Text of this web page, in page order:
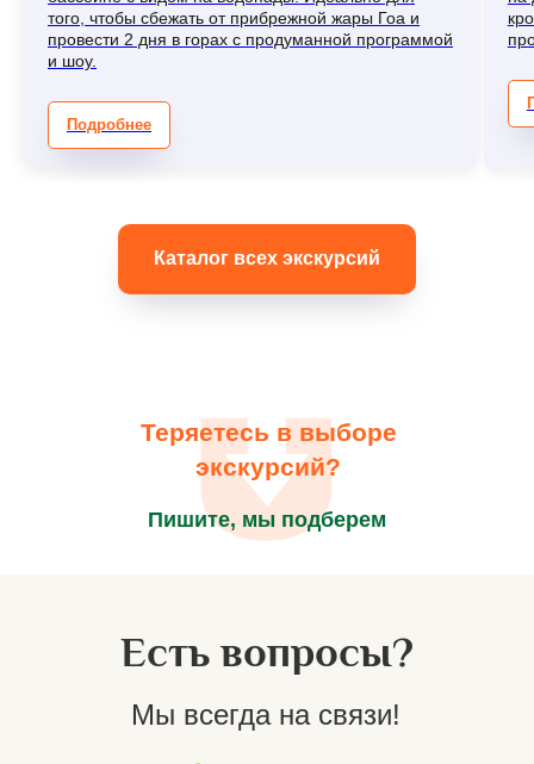
того, чтобы сбежать от прибрежной жары Гоа и
провести 2 дня в горах с продуманной программой
и шоу.
Подробнее
Каталог всех экскурсий
Теряетесь в выборе
экскурсий?
Пишите, мы подберем